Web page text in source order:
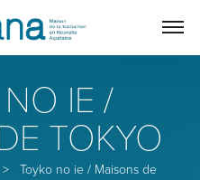
IE /
TOKYO
>
Toyko no ie / Maisons de